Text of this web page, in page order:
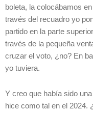
boleta, la colocábamos
través del recuadro yo
partido en la parte
través de la pequeña
cruzar el voto, ¿no? En
yo tuviera.
Y creo que había sido
hice como tal en el 2024.